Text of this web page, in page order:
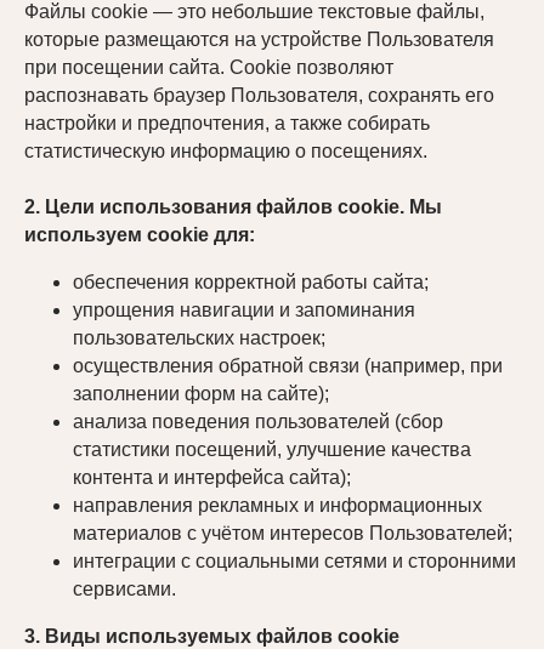
Файлы cookie — это небольшие текстовые файлы,
которые размещаются на устройстве Пользователя
при посещении сайта. Cookie позволяют
распознавать браузер Пользователя, сохранять его
настройки и предпочтения, а также собирать
статистическую информацию о посещениях.
2. Цели использования файлов cookie. Мы
используем cookie для:
обеспечения корректной работы сайта;
упрощения навигации и запоминания
пользовательских настроек;
осуществления обратной связи (например, при
заполнении форм на сайте);
анализа поведения пользователей (сбор
статистики посещений, улучшение качества
контента и интерфейса сайта);
направления рекламных и информационных
материалов с учётом интересов Пользователей;
интеграции с социальными сетями и сторонними
сервисами.
3. Виды используемых файлов cookie